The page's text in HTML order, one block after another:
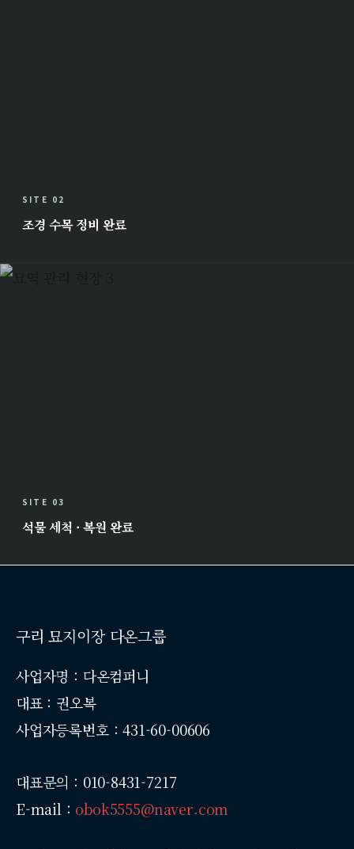
SITE 02
조경 수목 정비 완료
SITE 03
석물 세척 · 복원 완료
구리 묘지이장 다온그룹
사업자명 : 다온컴퍼니
대표 : 권오복
사업자등록번호 : 431-60-00606
대표문의 : 010-8431-7217
E-mail : obok5555@naver.com